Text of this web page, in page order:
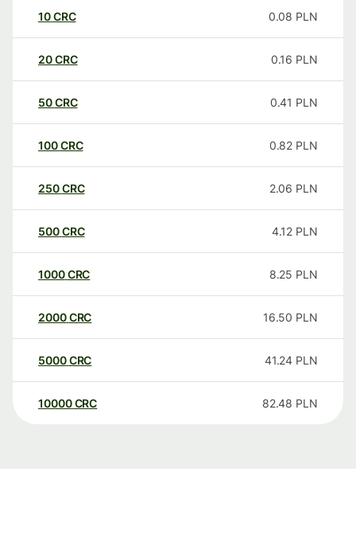
10CRC 0.08 PLN
20CRC 0.16 PLN
50CRC 0.41 PLN
100CRC 0.82 PLN
250CRC 2.06 PLN
500CRC 4.12 PLN
1000CRC 8.25 PLN
2000CRC 16.50 PLN
5000CRC 41.24 PLN
10000 CRC 82.48 PLN